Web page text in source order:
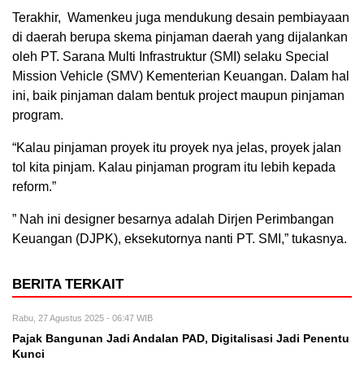
Terakhir, Wamenkeu juga mendukung desain pembiayaan
di daerah berupa skema pinjaman daerah yang dijalankan
oleh PT. Sarana Multi Infrastruktur (SMI) selaku Special
Mission Vehicle (SMV) Kementerian Keuangan. Dalam hal
ini, baik pinjaman dalam bentuk project maupun pinjaman
program.
“Kalau pinjaman proyek itu proyek nya jelas, proyek jalan
tol kita pinjam. Kalau pinjaman program itu lebih kepada
reform.”
” Nah ini designer besarnya adalah Dirjen Perimbangan
Keuangan (DJPK), eksekutornya nanti PT. SMI,” tukasnya.
BERITA TERKAIT
Rabu, 27 Agustus 2025 - 06:47 WIB
Pajak Bangunan Jadi Andalan PAD, Digitalisasi Jadi Penentu
Kunci